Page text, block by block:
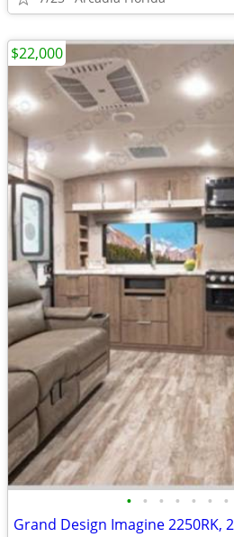
• • • • • • •
Grand Design Imagine 2250RK,
$22,000